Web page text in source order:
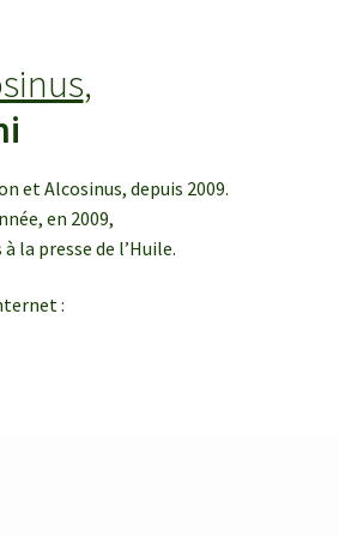
,
et Alcosinus, depuis 2009.
en 2009,
la presse de l’Huile.
: